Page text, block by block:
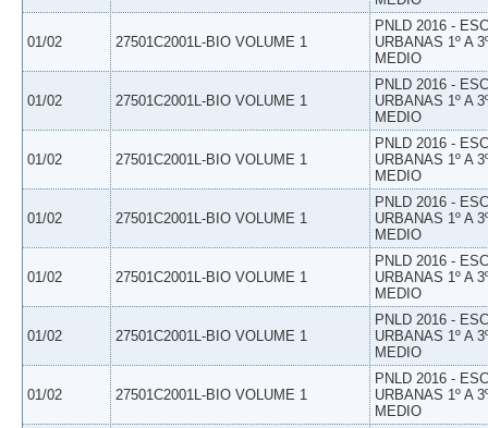
01/02 27501C2001L-BIO VOLUME 1
PNLD 2016 -
URBANAS 1º A
MEDIO
01/02 27501C2001L-BIO VOLUME 1
PNLD 2016 -
URBANAS 1º A
MEDIO
01/02 27501C2001L-BIO VOLUME 1
PNLD 2016 -
URBANAS 1º A
MEDIO
01/02 27501C2001L-BIO VOLUME 1
PNLD 2016 -
URBANAS 1º A
MEDIO
01/02 27501C2001L-BIO VOLUME 1
PNLD 2016 -
URBANAS 1º A
MEDIO
01/02 27501C2001L-BIO VOLUME 1
PNLD 2016 -
URBANAS 1º A
MEDIO
01/02 27501C2001L-BIO VOLUME 1
PNLD 2016 -
URBANAS 1º A
MEDIO